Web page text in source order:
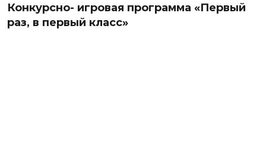
Конкурсно- игровая программа «Первый
раз, в первый класс»